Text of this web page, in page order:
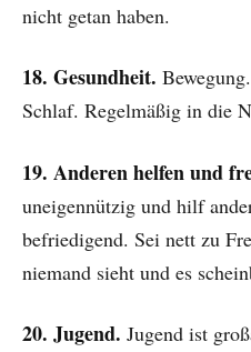
nicht getan haben.
18. Gesundheit.
Schlaf. Regelmäßig in die
19. Anderen helfen und
uneigennützig und hilf
befriedigend. Sei nett zu
niemand sieht und es
20. Jugend. Jugend ist